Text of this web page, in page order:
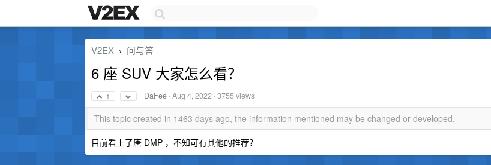
V2EX › 问与答
6 座 SUV 大家怎么看？
1 DaFee ·Aug 4, 2022 · 3755 views
This topic created in 1463 days ago, the information mentioned may be changed or developed.
目前看上了唐 DMP ，不知可有其他的推荐？